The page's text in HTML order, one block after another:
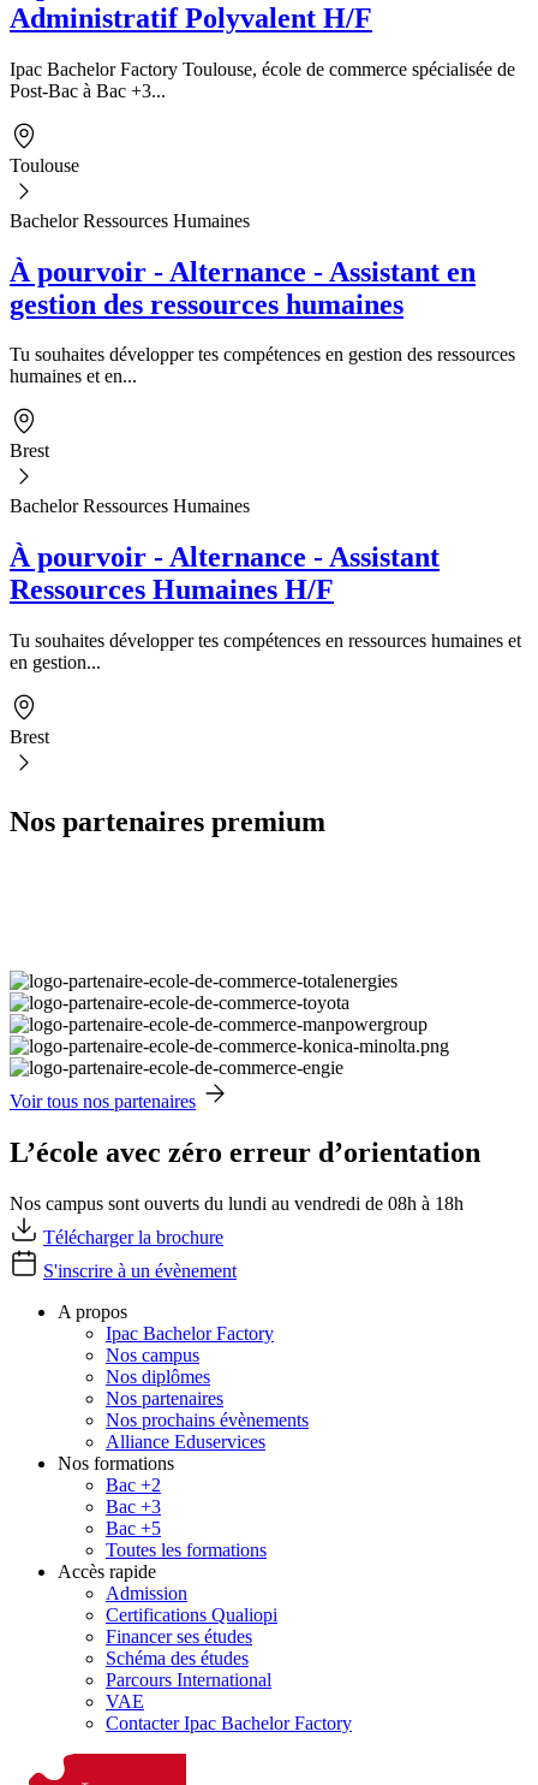
Administratif Polyvalent H/F
Ipac Bachelor Factory Toulouse, école de commerce spécialisée de
Post-Bac à Bac +3...
Toulouse
Bachelor Ressources Humaines
À pourvoir - Alternance - Assistant en
gestion des ressources humaines
Tu souhaites développer tes compétences en gestion des ressources
humaines et en...
Brest
Bachelor Ressources Humaines
À pourvoir - Alternance - Assistant
Ressources Humaines H/F
Tu souhaites développer tes compétences en ressources humaines et
en gestion...
Brest
Nos partenaires premium
Voir tous nos partenaires
L’école avec zéro erreur d’orientation
Nos campus sont ouverts du lundi au vendredi de 08h à 18h
Télécharger la brochure
S'inscrire à un évènement
A propos
Ipac Bachelor Factory
Nos campus
Nos diplômes
Nos partenaires
Nos prochains évènements
Alliance Eduservices
Nos formations
Bac +2
Bac +3
Bac +5
Toutes les formations
Accès rapide
Admission
Certifications Qualiopi
Financer ses études
Schéma des études
Parcours International
VAE
Contacter Ipac Bachelor Factory